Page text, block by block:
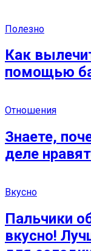
Полезно
Как
помощью
Отношения
Знаете,
деле
Вкусно
Пальчики
вкусно!